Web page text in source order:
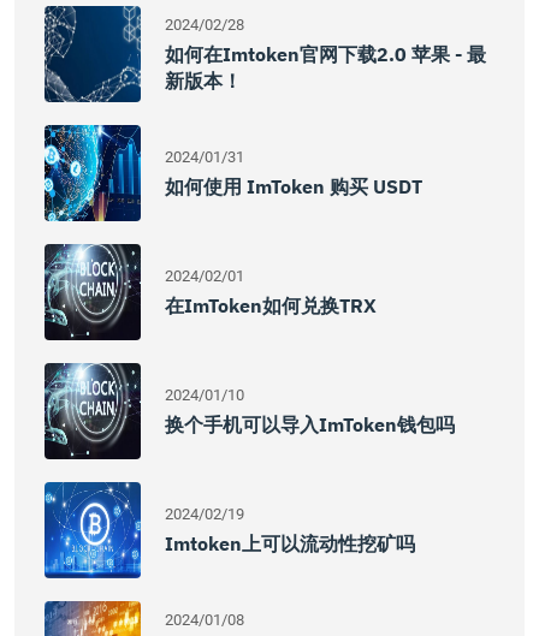
2024/02/28
如何在imtoken官网下载2.0 苹果 - 最
新版本！
2024/01/31
如何使用 ImToken 购买 USDT
2024/02/01
在imToken如何兑换TRX
2024/01/10
换个手机可以导入imToken钱包吗
2024/02/19
Imtoken上可以流动性挖矿吗
2024/01/08